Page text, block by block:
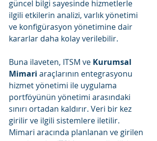
güncel bilgi sayesinde hizmetlerle
ilgili etkilerin analizi, varlık yönetimi
ve konfigürasyon yönetimine dair
kararlar daha kolay verilebilir.
Buna ilaveten, ITSM ve Kurumsal
Mimari araçlarının entegrasyonu
hizmet yönetimi ile uygulama
portföyünün yönetimi arasındaki
sınırı ortadan kaldırır. Veri bir kez
girilir ve ilgili sistemlere iletilir.
Mimari aracında planlanan ve girilen